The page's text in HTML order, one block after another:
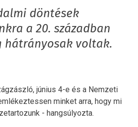
döntések
a 20. században
hátrányosak voltak.
június 4-e és a Nemzeti
minket arra, hogy mi
- hangsúlyozta.